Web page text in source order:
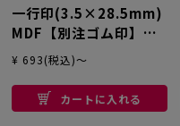
一行印(3.5×28.5mm)
MDF【別注ゴム印】ヨ
コ型
¥ 693(税込)～
カートに入れる